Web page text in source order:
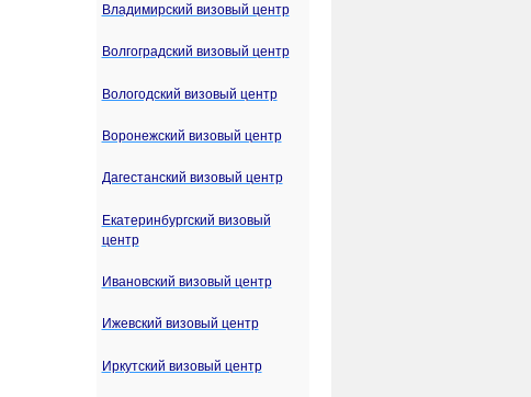
Владимирский визовый центр
Волгоградский визовый центр
Вологодский визовый центр
Воронежский визовый центр
Дагестанский визовый центр
Екатеринбургский визовый
центр
Ивановский визовый центр
Ижевский визовый центр
Иркутский визовый центр